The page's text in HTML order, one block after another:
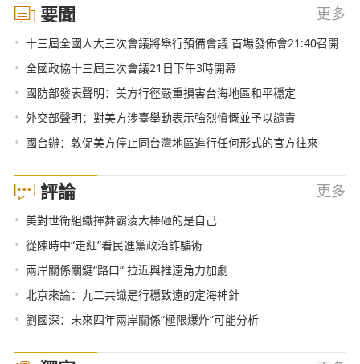
要聞 更多
• 十三屆全國人大三次會議將舉行預備會議 首場發佈會21:40召開
• 全國政協十三屆三次會議21日下午3時開幕
• 國防部發表聲明：美方行徑嚴重損害台海地區和平穩定
• 外交部聲明：對美方涉臺舉動表示強烈憤慨並予以譴責
• 國台辦：敦促美方停止同台灣地區進行任何形式的官方往來
評論 更多
• 美對世衛組織揮舞霸淩大棒砸的是自己
• 從陳時中“走紅”看民進黨政治詐騙術
• 兩岸關係關鍵“路口” 拉近與推遠角力加劇
• 北京來論：九二共識是行穩致遠的定海神針
• 劉國深：未來四年兩岸關係“極限爆炸”可能分析